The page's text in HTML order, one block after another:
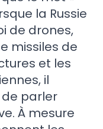
la Russie
de drones,
missiles de
et les
il
parler
À mesure